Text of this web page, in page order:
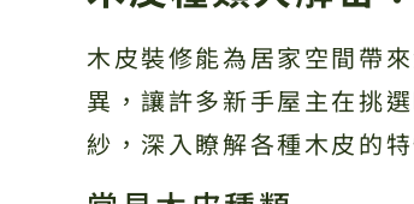
木皮裝修能為居家空間帶
異，讓許多新手屋主在挑
紗，深入瞭解各種木皮的